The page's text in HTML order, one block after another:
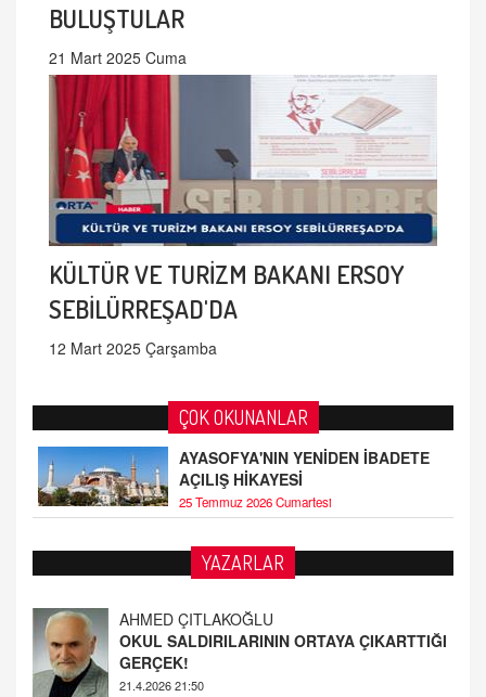
BULUŞTULAR
21 Mart 2025 Cuma
KÜLTÜR VE TURİZM BAKANI ERSOY
SEBİLÜRREŞAD'DA
12 Mart 2025 Çarşamba
ÇOK OKUNANLAR
AYASOFYA'NIN YENİDEN İBADETE
AÇILIŞ HİKAYESİ
25 Temmuz 2026 Cumartesi
YAZARLAR
AHMED ÇITLAKOĞLU
OKUL SALDIRILARININ ORTAYA ÇIKARTTIĞI
21.4.2026 21:50
Fatih Bayhan
MAARİF MESELEMİZ ÇIKMAZDA!